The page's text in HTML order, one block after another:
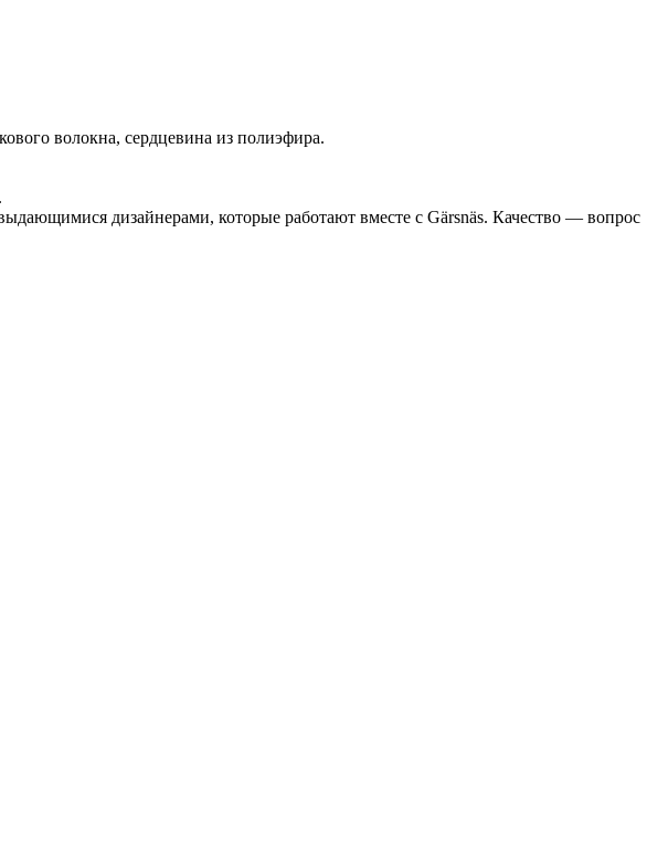
волокна, сердцевина из полиэфира.
дизайнерами, которые работают вместе с Gärsnäs. Качество — вопрос